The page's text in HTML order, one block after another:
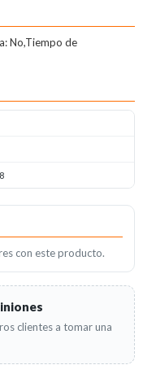
No,Tiempo de
con este producto.
clientes a tomar una